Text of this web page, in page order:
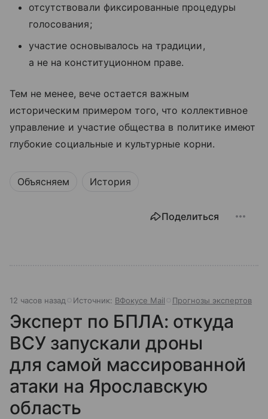
отсутствовали фиксированные процедуры
голосования;
участие основывалось на традиции,
а не на конституционном праве.
Тем не менее, вече остается важным
историческим примером того, что коллективное
управление и участие общества в политике имеют
глубокие социальные и культурные корни.
Объясняем История
Поделиться
12 часов назад Источник: ВФокусе Mail Прогнозы экспертов
Эксперт по БПЛА: откуда
ВСУ запускали дроны
для самой массированной
атаки на Ярославскую
область